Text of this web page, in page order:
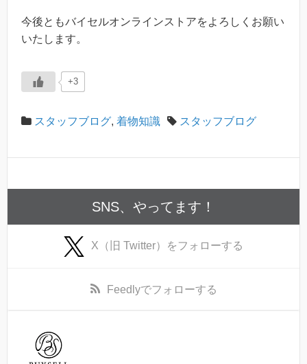
今後ともバイセルオンラインストアをよろしくお願い
いたします。
+3
スタッフブログ, 着物知識 スタッフブログ
SNS、やってます！
X（旧 Twitter） をフォローする
Feedlyでフォローする